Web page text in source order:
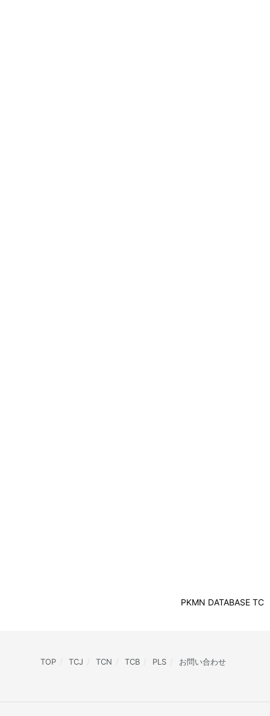
PKMN DATABASE TC
TOP TCJ TCN TCB PLS お問い合わせ